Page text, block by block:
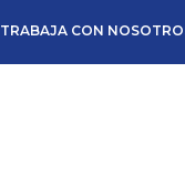
TRABAJA CON